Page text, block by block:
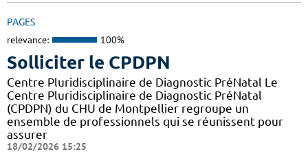
PAGES
relevance: 100%
Solliciter le CPDPN
Centre Pluridisciplinaire de Diagnostic PréNatal Le
Centre Pluridisciplinaire de Diagnostic PréNatal
(CPDPN) du CHU de Montpellier regroupe un
ensemble de professionnels qui se réunissent pour
assurer
18/02/2026 15:25